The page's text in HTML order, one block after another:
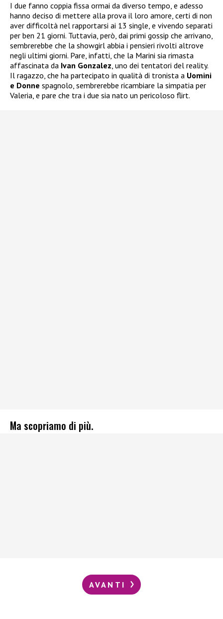
I due fanno coppia fissa ormai da diverso tempo, e adesso
hanno deciso di mettere alla prova il loro amore, certi di non
aver difficoltà nel rapportarsi ai 13 single, e vivendo separati
per ben 21 giorni. Tuttavia, però, dai primi gossip che arrivano,
sembrerebbe che la showgirl abbia i pensieri rivolti altrove
negli ultimi giorni. Pare, infatti, che la Marini sia rimasta
affascinata da Ivan Gonzalez, uno dei tentatori del reality.
Il ragazzo, che ha partecipato in qualità di tronista a Uomini
e Donne spagnolo, sembrerebbe ricambiare la simpatia per
Valeria, e pare che tra i due sia nato un pericoloso flirt.
Ma scopriamo di più.
AVANTI